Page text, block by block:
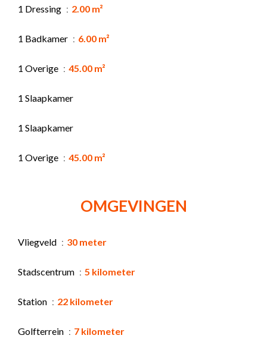
1 Dressing 2.00 m²
1 Badkamer 6.00 m²
1 Overige 45.00 m²
1 Slaapkamer
1 Slaapkamer
1 Overige 45.00 m²
OMGEVINGEN
Vliegveld 30 meter
Stadscentrum 5 kilometer
Station 22 kilometer
Golfterrein 7 kilometer